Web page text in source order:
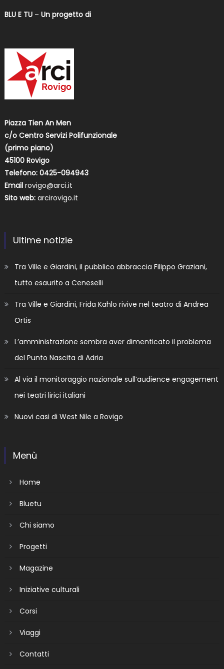
BLU E TU– Un progetto di
Piazza Tien An Men
c/o Centro Servizi Polifunzionale
(primo piano)
45100 Rovigo
Telefono: 0425-094943
Email rovigo@arci.it
Sito web: arcirovigo.it
Ultime notizie
Tra Ville e Giardini, il pubblico abbraccia Filippo Graziani,
tutto esaurito a Ceneselli
Tra Ville e Giardini, Frida Kahlo rivive nel teatro di Andrea
Ortis
L’amministrazione sembra aver dimenticato il problema
del Punto Nascita di Adria
Al via il monitoraggio nazionale sull’audience engagement
nei teatri lirici italiani
Nuovi casi di West Nile a Rovigo
Menù
Home
Bluetu
Chi siamo
Progetti
Magazine
Iniziative culturali
Corsi
Viaggi
Contatti